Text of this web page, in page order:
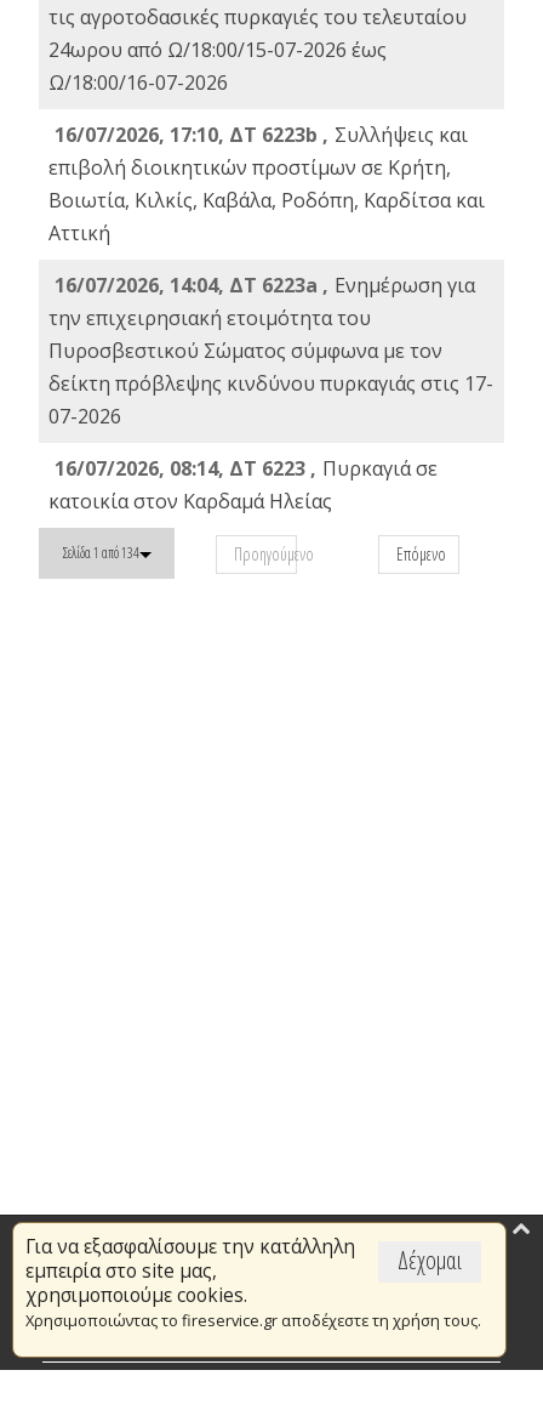
τις αγροτοδασικές πυρκαγιές του τελευταίου
24ωρου από Ω/18:00/15-07-2026 έως
Ω/18:00/16-07-2026
16/07/2026, 17:10, ΔΤ 6223b , Συλλήψεις και
επιβολή διοικητικών προστίμων σε Κρήτη,
Βοιωτία, Κιλκίς, Καβάλα, Ροδόπη, Καρδίτσα και
Αττική
16/07/2026, 14:04, ΔΤ 6223a , Ενημέρωση για
την επιχειρησιακή ετοιμότητα του
Πυροσβεστικού Σώματος σύμφωνα με τον
δείκτη πρόβλεψης κινδύνου πυρκαγιάς στις 17-
07-2026
16/07/2026, 08:14, ΔΤ 6223 , Πυρκαγιά σε
κατοικία στον Καρδαμά Ηλείας
Σελίδα 1 από 134 Προηγούμενο Επόμενο
Δέχομαι
Για να εξασφαλίσουμε την κατάλληλη
εμπειρία στο site μας,
χρησιμοποιούμε cookies.
Χρησιμοποιώντας το fireservice.gr αποδέχεστε τη χρήση τους.
Επικαιρότητα
Το Πυροσβεστικό Σώμα